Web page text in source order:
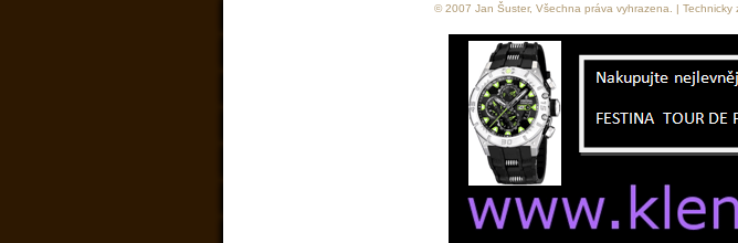
© 2007 Jan Šuster, Všechna práva vyhrazena. | Technicky